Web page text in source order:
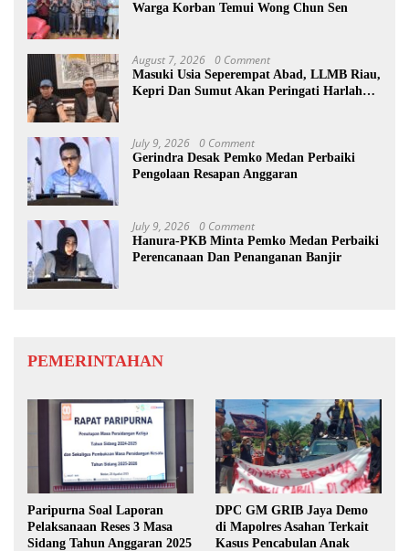
Warga Korban Temui Wong Chun Sen
August 7, 2026 0 Comment
Masuki Usia Seperempat Abad, LLMB Riau,
Kepri Dan Sumut Akan Peringati Harlah
July 9, 2026 0 Comment
Gerindra Desak Pemko Medan Perbaiki
Pengolaan Resapan Anggaran
July 9, 2026 0 Comment
Hanura-PKB Minta Pemko Medan Perbaiki
Perencanaan Dan Penanganan Banjir
PEMERINTAHAN
Paripurna Soal Laporan
Pelaksanaan Reses 3 Masa
Sidang Tahun Anggaran 2025
DPC GM GRIB Jaya Demo
di Mapolres Asahan Terkait
Kasus Pencabulan Anak